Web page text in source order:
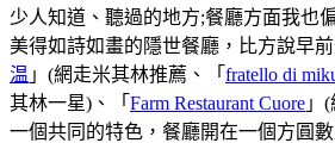
少人知道、聽過的地方;餐廳方面我也
美得如詩如畫的隱世餐廳，比方說早
温 」(網走米其林推薦、「 fratello di
其林一星)、「 Farm Restaurant Cuore 」
一個共同的特色，餐廳開在一個方圓